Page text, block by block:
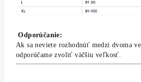
Odporúčanie:
Ak sa neviete rozhodnúť medzi dvoma
odporúčame zvoliť väčšiu veľkosť.